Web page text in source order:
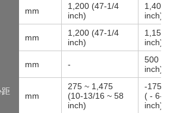
mm
1,200 (47-1/4
inch)
1,400
inch)
mm
1,200 (47-1/4
inch)
1,150
inch)
mm -
500
inch)
mm
275 ~ 1,475
(10-13/16 ~ 58
inch)
-175
( - 6-
inch)